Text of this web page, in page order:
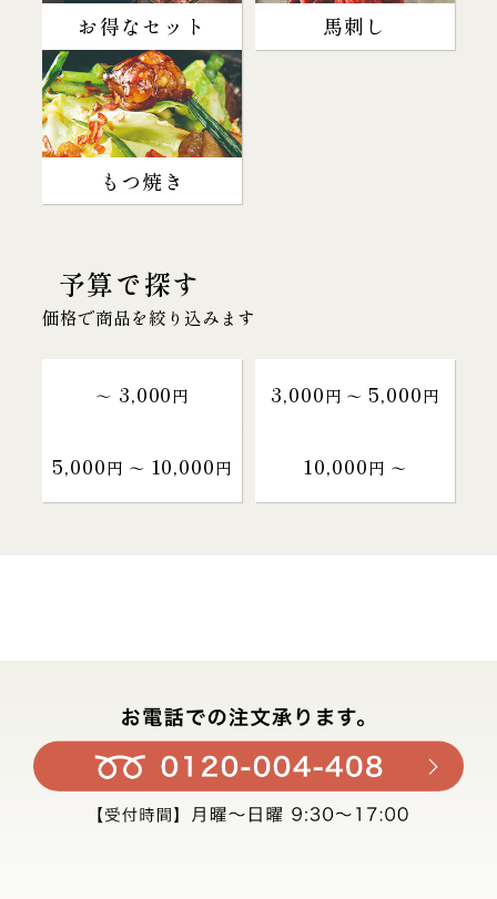
お得なセット 馬刺し
もつ焼き
予算で探す
価格で商品を絞り込みます
～ 3,000円 3,000円 〜 5,000円
5,000円 〜 10,000円 10,000円 〜